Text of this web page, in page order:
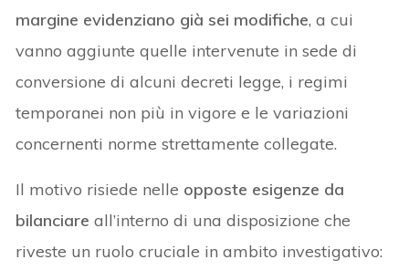
margine evidenziano già sei modifiche, a cui
vanno aggiunte quelle intervenute in sede di
conversione di alcuni decreti legge, i regimi
temporanei non più in vigore e le variazioni
concernenti norme strettamente collegate.
Il motivo risiede nelle opposte esigenze da
bilanciare all’interno di una disposizione che
riveste un ruolo cruciale in ambito investigativo: